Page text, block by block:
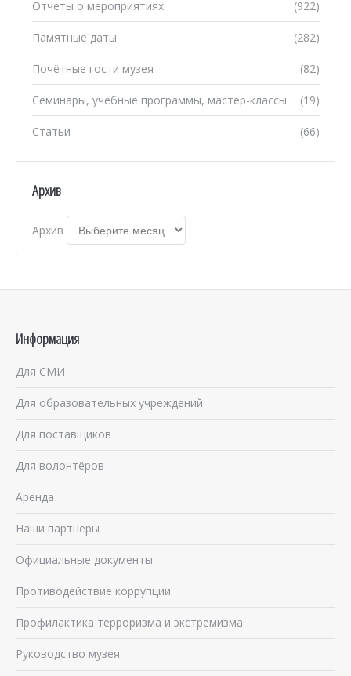
(922)
Отчеты о мероприятиях
(282)
Памятные даты
(82)
Почётные гости музея
(19)
Семинары, учебные программы, мастер-классы
(66)
Статьи
Архив
Архив
Информация
Для СМИ
Для образовательных учреждений
Для поставщиков
Для волонтёров
Аренда
Наши партнёры
Официальные документы
Противодействие коррупции
Профилактика терроризма и экстремизма
Руководство музея